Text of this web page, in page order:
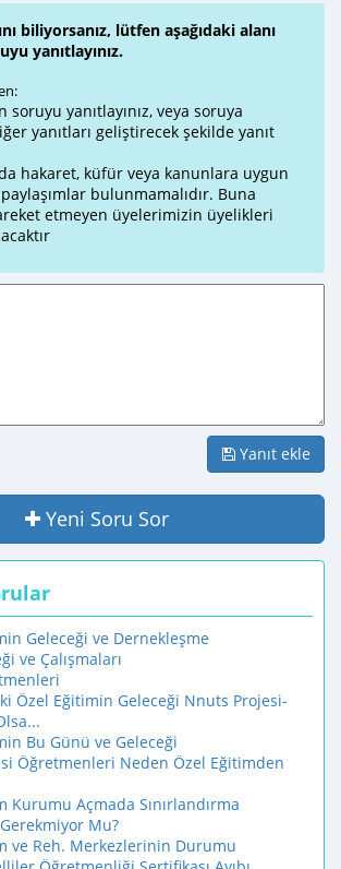
biliyorsanız, lütfen aşağıdaki alanı
yanıtlayınız.
soruyu yanıtlayınız, veya soruya
yanıtları geliştirecek şekilde yanıt
hakaret, küfür veya kanunlara uygun
bulunmamalıdır. Buna
etmeyen üyelerimizin üyelikleri
Yanıt ekle
Yeni Soru Sor
Geleceği ve Dernekleşme
ve Çalışmaları
Özel Eğitimin Geleceği Nnuts Projesi-
Bu Günü ve Geleceği
Öğretmenleri Neden Özel Eğitimden
Kurumu Açmada Sınırlandırma
Gerekmiyor Mu?
ve Reh. Merkezlerinin Durumu